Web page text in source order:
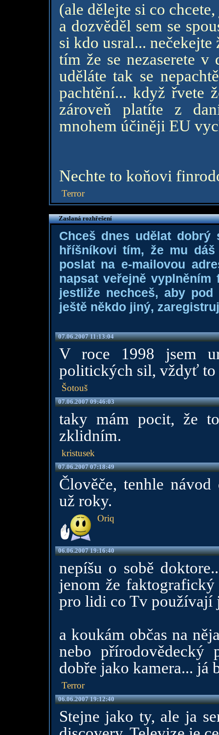
(ale dělejte si co
a dozvěděl sem se
si kdo usral...
tím že se nezaserete
uděláte tak se
pachtění... když řvete
zároveň platíte z
mnohem účiněji EU
Nechte to koňovi
Terror
Zaslaná rozhřešení
Chceš dnes udělat dobrý
hříšníkovi tím, že mu
poslat na e-mailovou
napsat veřejně
jestliže nechceš, aby
ještě někdo jiný,
07.06.2007 11:13:04
V roce 1998 jsem
politických sil, vždyť
Šotouš
07.06.2007 09:46:03
taky mám pocit, že
zklidním.
kristusek
07.06.2007 07:18:49
Člověče, tenhle
už roky.
Oriq
06.06.2007 19:16:40
nepíšu o sobě
jenom že
pro lidi co Tv používají
a koukám občas na
nebo přírodovědecký
dobře jako kamera... já
Terror
06.06.2007 19:12:40
Stejne jako ty, ale ja